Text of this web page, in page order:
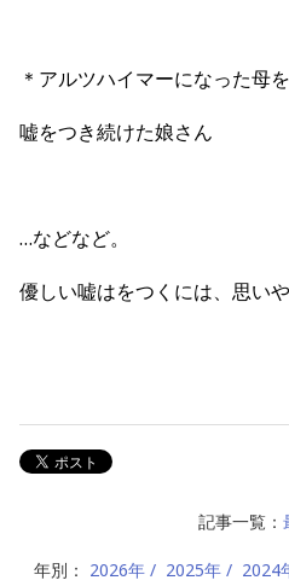
＊アルツハイマーになった母
嘘をつき続けた娘さん
…などなど。
優しい嘘はをつくには、思い
記事一覧：
年別： 2026年 2025年 2024